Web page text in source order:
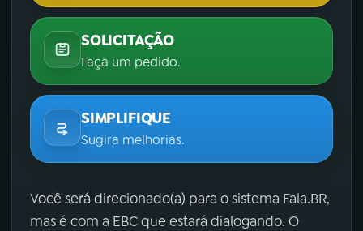
SOLICITAÇÃO
Faça um pedido.
SIMPLIFIQUE
Sugira melhorias.
Você será direcionado(a) para o sistema Fala.BR,
mas é com a EBC que estará dialogando. O